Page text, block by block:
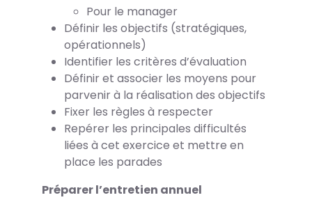
Pour le manager
Définir les objectifs (stratégiques,
opérationnels)
Identifier les critères d’évaluation
Définir et associer les moyens pour
parvenir à la réalisation des objectifs
Fixer les règles à respecter
Repérer les principales difficultés
liées à cet exercice et mettre en
place les parades
Préparer l’entretien annuel